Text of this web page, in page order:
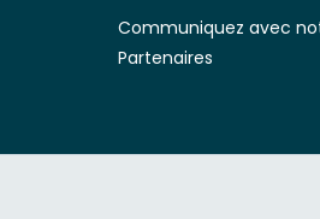
Communiquez avec
Partenaires